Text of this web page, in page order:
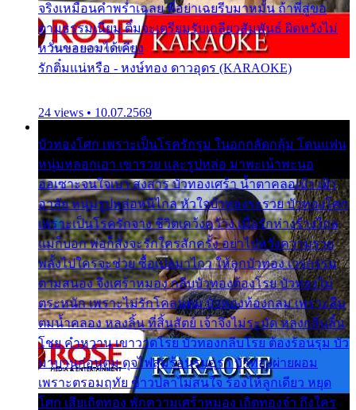
จริงเหมือนคำพร่ำเฉลย พี่อย่าเฉยรีบมาหมั้น ถ้าพี่สู่ขอ
ตามธรรมเนียม ติ๋มจะเตรียมรับเกลียวสัมพันธ์ ผิดหวังไม่
หวั่นขอยอมได้เคียง
รักติ๋มแน่หรือ - หงษ์ทอง ดาวอุดร (KARAOKE)
24 views • 10.07.2569
บัวทองโศก เพราะเป็นโรครักรุม ในอกกลัดกลุ้ม โดนแฟน
หนุ่มหลอกเอา เขารวย และรูปหล่อ มาพะเน้าพะนอ
ออเซาะจนใจเบา สงสาร บัวทองเศร้า น้ำตาคลอเบ้า เฝ้า
อาลัย หนุ่มรูปหล่อหนีไกล หัวใจบัวทองระรวย บัวทองโศก
เพราะเป็นโรครักจาง ชีวิตเคว้งคว้าง เมื่อรักห่างร้างไกล
แม่ก็บอก พ่อก็สั่งจะรักใครสักครั้ง อย่าไปหวังความรวย
พลั้งไปใครจะช่วย ซื้อเปลมาไกว ให้ลูกบัวทอง เวรกรรม
ตามสนอง จึงเศร้าหมอง กลีบบัวทองต้องโรย บัวทองไม่
ตระหนัก เพราะไม่รักโคลนตม บัวทองท้องกลม เพราะลืม
ตมน้ำคลอง หลงลิ้น ที่สิ้นสัตย์ เจ้าจึงไม่ระมัด หลงกลิ่นลิ้น
โชย คำหวาน เขาวาดโรย บัวทองกลีบโรย ต้องร้อนรุม บัว
มาบานก่อนตูม ดุจไฟสุมร้อนรุมอุรา บัวทองผ่ายผอม
เพราะตรอมฤทัย ข้าวปลาไม่สนใจ ร้องไห้ลูกเดียว หยุด
โศก เสียเถิดทอง พักความเศร้าหมอง เถิดทองจ๋า ถึงใคร